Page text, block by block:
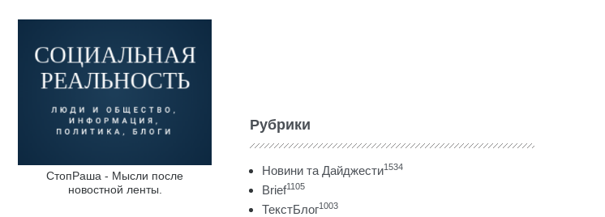
СтопРаша - Мысли после
новостной ленты.
Рубрики
Новини та Дайджести1534
Brief1105
ТекстБлог1003